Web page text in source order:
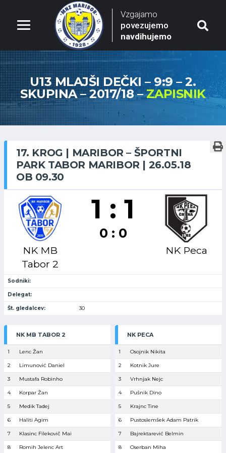
Vzgajamo
povezujemo
navdihujemo
U13 MLAJŠI DEČKI – 9:9 – 2.
SKUPINA – 2017/18 –ZAPISNIK
17. KROG | MARIBOR – ŠPORTNI
PARK TABOR MARIBOR | 26.05.18
OB 09.30
NK MB
Tabor 2
1 : 1
0 : 0
NK Peca
Sodniki:
Delegat:
Št. gledalcev: 30
NK MB TABOR 2
1 Lenc Žan
2 Limunović Daniel
3 Mustafa Robinho
4 Korpar Žan
5 Medik Tadej
6 Haliti Agim
7 Klasinc Filekovič Mai
8 Romih Jelenc Art
NK PECA
1 Osojnik Nikita
2 Kotnik Jure
3 Vrhnjak Nejc
4 Pušnik Dino
5 Krajnc Tine
6 Pustoslemšek Adam Patrik
7 Bajrektarević Belmin
8 Oserban Miha